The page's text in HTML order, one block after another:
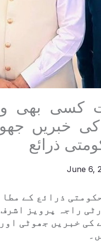
کسی بھی
کی خبریں
ذرائع
June 6,
ذرائع کے
راجہ پرویز
کی خبریں جھوٹی